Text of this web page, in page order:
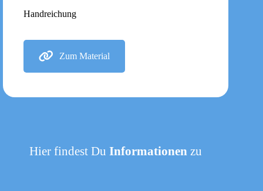
Handreichung
Zum Material
Hier findest DuInformationen zu